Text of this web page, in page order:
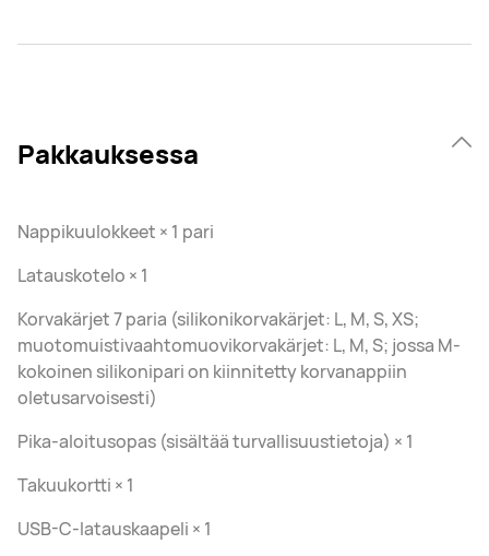
Pakkauksessa
Nappikuulokkeet × 1 pari
Latauskotelo × 1
Korvakärjet 7 paria (silikonikorvakärjet: L, M, S, XS;
muotomuistivaahtomuovikorvakärjet: L, M, S; jossa M-
kokoinen silikonipari on kiinnitetty korvanappiin
oletusarvoisesti)
Pika-aloitusopas (sisältää turvallisuustietoja) × 1
Takuukortti × 1
USB-C-latauskaapeli × 1